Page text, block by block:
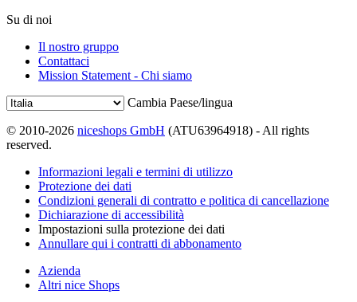
Su di noi
Il nostro gruppo
Contattaci
Mission Statement - Chi siamo
Cambia Paese/lingua
© 2010-2026 niceshops GmbH (ATU63964918) - All rights
reserved.
Informazioni legali e termini di utilizzo
Protezione dei dati
Condizioni generali di contratto e politica di cancellazione
Dichiarazione di accessibilità
Impostazioni sulla protezione dei dati
Annullare qui i contratti di abbonamento
Azienda
Altri nice Shops